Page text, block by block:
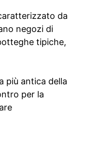
da
negozi di
tipiche,
più antica della
per la